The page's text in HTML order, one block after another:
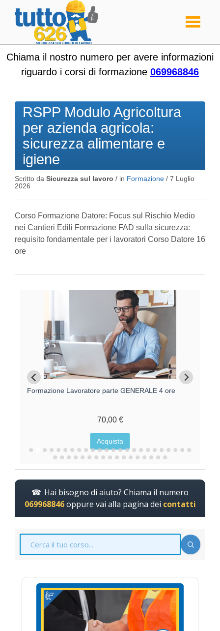
Toggle
Chiama il nostro numero per avere informazioni
riguardo i corsi di formazione 069968846
RSPP Modulo Agricoltura
per azienda agricola:
sicurezza alimentare e
igiene
Scritto da Sicurezza sul lavoro / in Formazione / 7 Luglio
2026
Corso Formazione Datore: Focus sul Rischio Medio
nei Cantieri Edili Formazione FAD sulla sicurezza:
requisito fondamentale per i lavoratori Corso Datore 16
ore
Formazione Lavoratori parte GENERALE +
95,00 €
Acquista
Hai bisogno di aiuto? Chiama il numero
069968846oppure vai alla pagina dei contatti